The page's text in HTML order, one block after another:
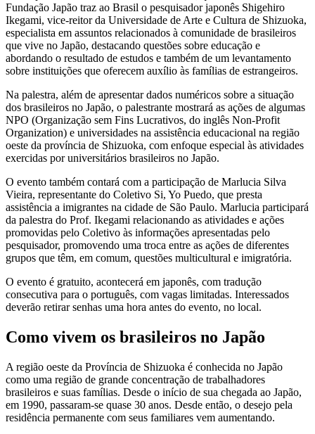
Fundação Japão traz ao Brasil o pesquisador japonês Shigehiro
Ikegami, vice-reitor da Universidade de Arte e Cultura de Shizuoka,
especialista em assuntos relacionados à comunidade de brasileiros
que vive no Japão, destacando questões sobre educação e
abordando o resultado de estudos e também de um levantamento
sobre instituições que oferecem auxílio às famílias de estrangeiros.
Na palestra, além de apresentar dados numéricos sobre a situação
dos brasileiros no Japão, o palestrante mostrará as ações de algumas
NPO (Organização sem Fins Lucrativos, do inglês Non-Profit
Organization) e universidades na assistência educacional na região
oeste da província de Shizuoka, com enfoque especial às atividades
exercidas por universitários brasileiros no Japão.
O evento também contará com a participação de Marlucia Silva
Vieira, representante do Coletivo Si, Yo Puedo, que presta
assistência a imigrantes na cidade de São Paulo. Marlucia participará
da palestra do Prof. Ikegami relacionando as atividades e ações
promovidas pelo Coletivo às informações apresentadas pelo
pesquisador, promovendo uma troca entre as ações de diferentes
grupos que têm, em comum, questões multicultural e imigratória.
O evento é gratuito, acontecerá em japonês, com tradução
consecutiva para o português, com vagas limitadas. Interessados
deverão retirar senhas uma hora antes do evento, no local.
Como vivem os brasileiros no Japão
A região oeste da Província de Shizuoka é conhecida no Japão
como uma região de grande concentração de trabalhadores
brasileiros e suas famílias. Desde o início de sua chegada ao Japão,
em 1990, passaram-se quase 30 anos. Desde então, o desejo pela
residência permanente com seus familiares vem aumentando.